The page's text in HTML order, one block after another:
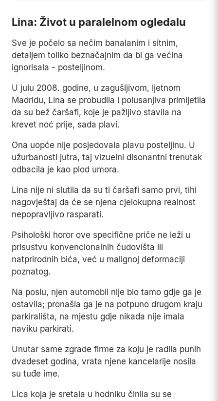
Lina: Život u paralelnom ogledalu
Sve je počelo sa nečim banalanim i sitnim,
detaljem toliko beznačajnim da bi ga većina
ignorisala - posteljinom.
U julu 2008. godine, u zagušljivom, ljetnom
Madridu, Lina se probudila i polusanjiva primijetila
da su bež čaršafi, koje je pažljivo stavila na
krevet noć prije, sada plavi.
Ona uopće nije posjedovala plavu posteljinu. U
užurbanosti jutra, taj vizuelni disonantni trenutak
odbacila je kao plod umora.
Lina nije ni slutila da su ti čaršafi samo prvi, tihi
nagovještaj da će se njena cjelokupna realnost
nepopravljivo rasparati.
Psihološki horor ove specifične priče ne leži u
prisustvu konvencionalnih čudovišta ili
natprirodnih bića, već u malignoj deformaciji
poznatog.
Na poslu, njen automobil nije bio tamo gdje ga je
ostavila; pronašla ga je na potpuno drugom kraju
parkirališta, na mjestu gdje nikada nije imala
naviku parkirati.
Unutar same zgrade firme za koju je radila punih
dvadeset godina, vrata njene kancelarije nosila
su tuđe ime.
Lica koja je sretala u hodniku činila su se